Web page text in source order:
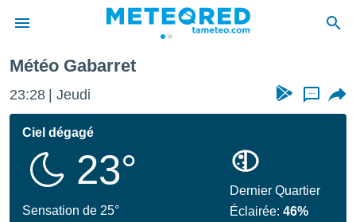
de
Météo Gabarret
23:28 Jeudi ...
Ciel dégagé
23°
Sensation de 25°
Dernier Quartier
Éclairée:46%